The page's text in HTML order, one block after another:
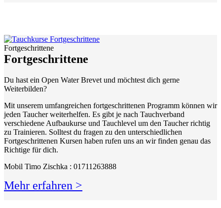
Fortgeschrittene
Fortgeschrittene
Du hast ein Open Water Brevet und möchtest dich gerne
Weiterbilden?
Mit unserem umfangreichen fortgeschrittenen Programm können wir
jeden Taucher weiterhelfen. Es gibt je nach Tauchverband
verschiedene Aufbaukurse und Tauchlevel um den Taucher richtig
zu Trainieren. Solltest du fragen zu den unterschiedlichen
Fortgeschrittenen Kursen haben rufen uns an wir finden genau das
Richtige für dich.
Mobil Timo Zischka : 01711263888
Mehr erfahren >